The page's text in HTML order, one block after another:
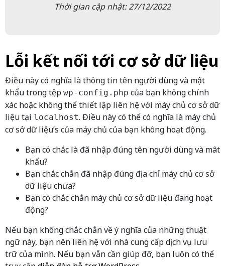
Thời gian cập nhật: 27/12/2022
Lỗi kết nối tới cơ sở dữ liệu
Điều này có nghĩa là thông tin tên người dùng và mật
khẩu trong tệp wp-config.php của bạn không chính
xác hoặc không thể thiết lập liên hệ với máy chủ cơ sở dữ
liệu tại localhost. Điều này có thể có nghĩa là máy chủ
cơ sở dữ liệu’s của máy chủ của bạn không hoạt động.
Bạn có chắc là đã nhập đúng tên người dùng và mât
khẩu?
Bạn chắc chắn đã nhập đúng địa chỉ máy chủ cơ sở
dữ liệu chưa?
Bạn có chắc chắn máy chủ cơ sở dữ liệu đang hoạt
động?
Nếu bạn không chắc chắn về ý nghĩa của những thuật
ngữ này, bạn nên liên hệ với nhà cung cấp dịch vụ lưu
trữ của mình. Nếu bạn vẫn cần giúp đỡ, bạn luôn có thể